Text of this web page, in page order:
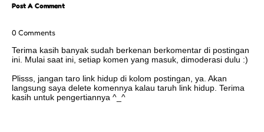
Post A Comment
0 Comments
Terima kasih banyak sudah berkenan berkomentar di postingan
ini. Mulai saat ini, setiap komen yang masuk, dimoderasi dulu :)
Plisss, jangan taro link hidup di kolom postingan, ya. Akan
langsung saya delete komennya kalau taruh link hidup. Terima
kasih untuk pengertiannya ^_^